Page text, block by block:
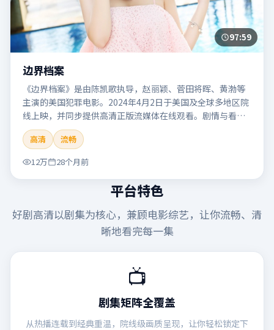
97:59
边界档案
《边界档案》是由陈凯歌执导，赵丽颖、菅田将晖、黄渤等
主演的美国犯罪电影。2024年4月2日于美国及全球多地区院
线上映，并同步提供高清正版流媒体在线观看。剧情与看
点：聚焦案件与人性灰色地带，张力十足，兼具社会观察与
戏剧冲突。本片适合检索「边界档案」「陈凯歌」「犯罪」
「美国」「2024」「2024-04-02上映」等关键词的影迷阅读
简介与主创信息。
高清
流畅
12万
28个月前
平台特色
好剧高清以剧集为核心，兼顾电影综艺，让你流畅、清
晰地看完每一集
📺
剧集矩阵全覆盖
从热播连载到经典重温，院线级画质呈现，让你轻松锁定下